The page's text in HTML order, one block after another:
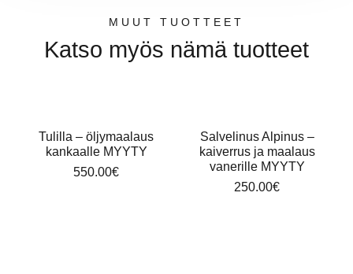
MUUT TUOTTEET
Katso myös nämä tuotteet
Tulilla – öljymaalaus
kankaalle MYYTY
550.00€
Salvelinus Alpinus –
kaiverrus ja maalaus
vanerille MYYTY
250.00€